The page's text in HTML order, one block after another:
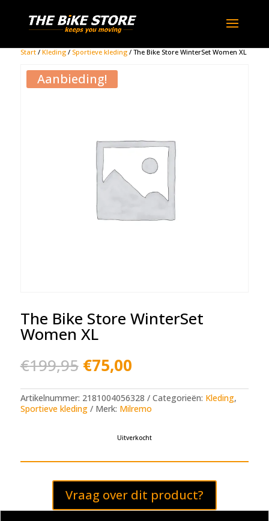
Start/ Kleding/ Sportieve kleding/ The Bike Store WinterSet Women XL
Aanbieding!
The Bike Store WinterSet
Women XL
€199,95 Oorspronkelijke
prijs
was:
€199,95.
€75,00Huidige
prijs
is:
€75,00.
Artikelnummer: 2181004056328 Categorieën: Kleding,
Sportieve kleding
Merk: Milremo
Uitverkocht
Vraag over dit product?